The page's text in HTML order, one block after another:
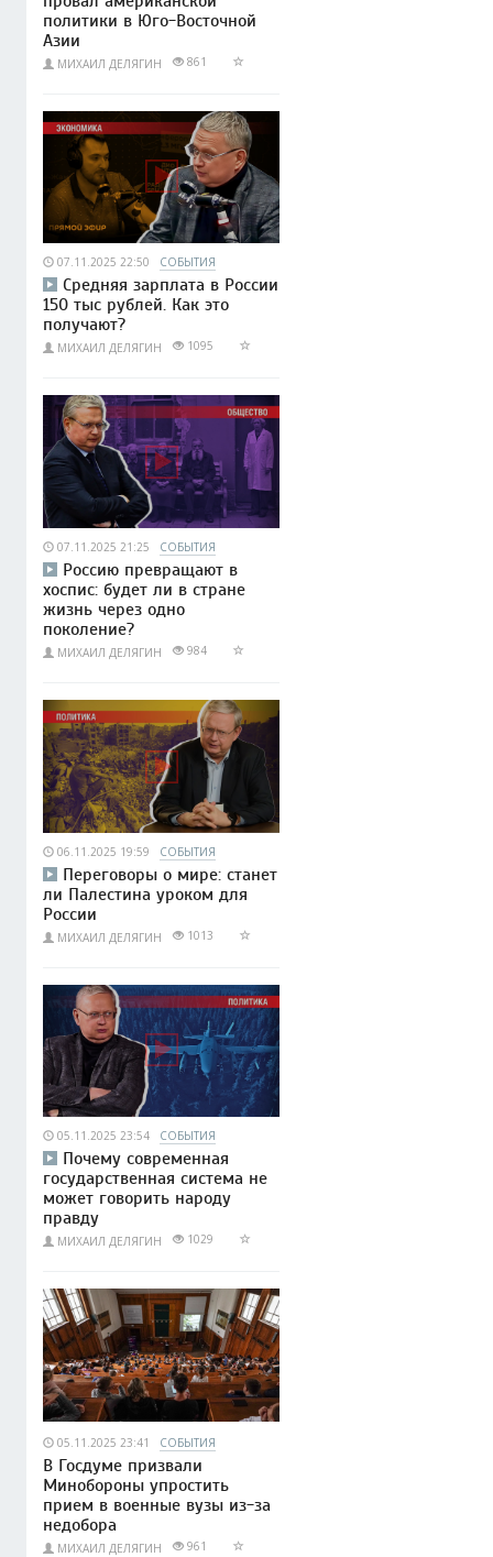
политики в Юго-Восточной
Азии
МИХАИЛ ДЕЛЯГИН 861
07.11.2025 22:50 СОБЫТИЯ
Средняя зарплата в России
150 тыс рублей. Как это
получают?
МИХАИЛ ДЕЛЯГИН 1095
07.11.2025 21:25 СОБЫТИЯ
Россию превращают в
хоспис: будет ли в стране
жизнь через одно
поколение?
МИХАИЛ ДЕЛЯГИН 984
06.11.2025 19:59 СОБЫТИЯ
Переговоры о мире: станет
ли Палестина уроком для
России
МИХАИЛ ДЕЛЯГИН 1013
05.11.2025 23:54 СОБЫТИЯ
Почему современная
государственная система не
может говорить народу
правду
МИХАИЛ ДЕЛЯГИН 1029
05.11.2025 23:41 СОБЫТИЯ
В Госдуме призвали
Минобороны упростить
прием в военные вузы из-за
недобора
МИХАИЛ ДЕЛЯГИН 961